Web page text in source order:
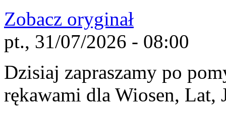
Zobacz oryginał
pt., 31/07/2026 - 08:00
Dzisiaj zapraszamy po
rękawami dla Wiosen, Lat,